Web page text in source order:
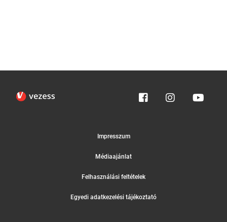
Impresszum
Médiaajánlat
Felhasználási feltételek
Egyedi adatkezelési tájékoztató